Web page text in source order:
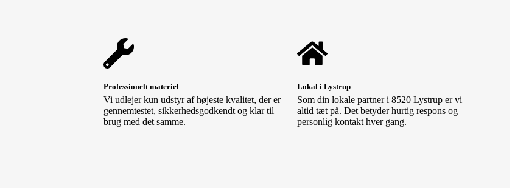
Professionelt materiel
Vi udlejer kun udstyr af højeste kvalitet, der er
gennemtestet, sikkerhedsgodkendt og klar til
brug med det samme.
Lokal i Lystrup
Som din lokale partner i 8520 Lystrup er vi
altid tæt på. Det betyder hurtig respons og
personlig kontakt hver gang.